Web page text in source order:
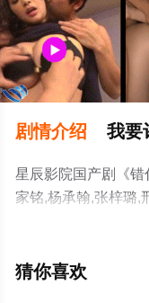
剧情介绍 我要
星辰影院国产剧《
家铭,杨承翰,张梓璐,
剧，手机免费观看
情网等平台了解。
猜你喜欢